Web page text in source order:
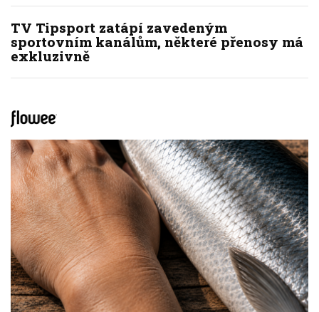
TV Tipsport zatápí zavedeným
sportovním kanálům, některé přenosy má
exkluzivně